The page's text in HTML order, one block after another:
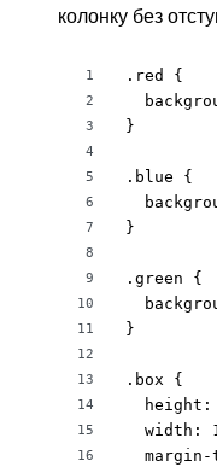
колонку без
1
2
3
4
5
6
7
8
9
10
11
12
13
14
15
16
.red {
}
.blue {
}
.green {
}
.box {
height:
width:
margin-